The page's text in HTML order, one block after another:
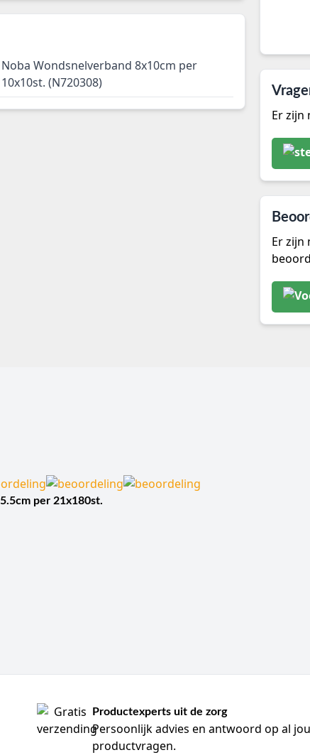
Noba Wondsnelverband 8x10cm per
10x10st. (N720308)
Er zijn
Er zijn
per 21x180st.
Productexperts uit de zorg
Persoonlijk advies en antwoord op al
productvragen.